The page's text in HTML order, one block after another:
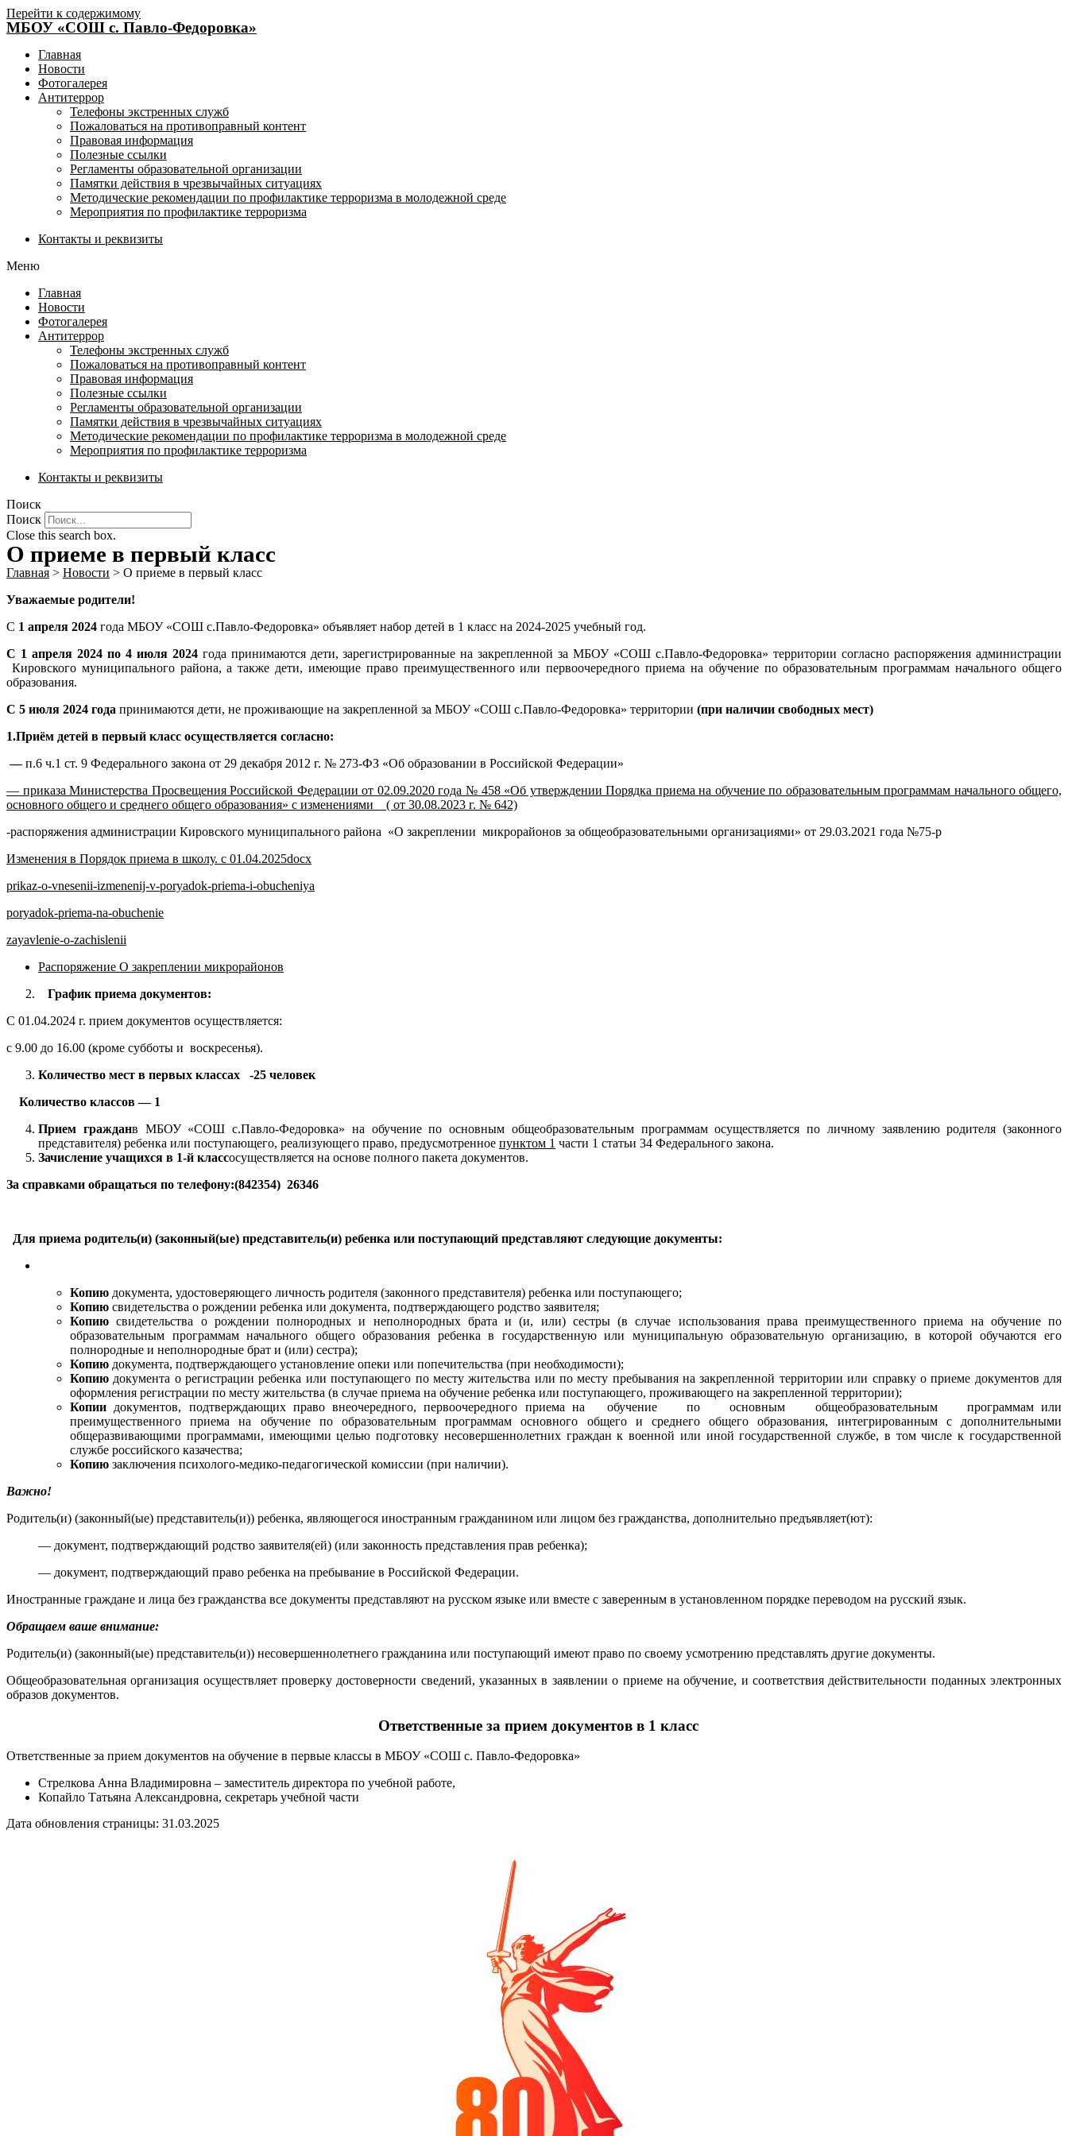
Перейти к содержимому
МБОУ «СОШ с. Павло-Федоровка»
Главная
Новости
Фотогалерея
Антитеррор
Телефоны экстренных служб
Пожаловаться на противоправный контент
Правовая информация
Полезные ссылки
Регламенты образовательной организации
Памятки действия в чрезвычайных ситуациях
Методические рекомендации по профилактике терроризма в молодежной среде
Мероприятия по профилактике терроризма
Контакты и реквизиты
Меню
Главная
Новости
Фотогалерея
Антитеррор
Телефоны экстренных служб
Пожаловаться на противоправный контент
Правовая информация
Полезные ссылки
Регламенты образовательной организации
Памятки действия в чрезвычайных ситуациях
Методические рекомендации по профилактике терроризма в молодежной среде
Мероприятия по профилактике терроризма
Контакты и реквизиты
Поиск
Поиск
Close this search box.
О приеме в первый класс
Главная > Новости > О приеме в первый класс
Уважаемые родители!
С 1 апреля 2024 года МБОУ «СОШ с.Павло-Федоровка» объявляет набор детей в 1 класс на 2024-2025 учебный год.
С 1 апреля 2024 по 4 июля 2024года принимаются дети, зарегистрированные на закрепленной за МБОУ «СОШ с.Павло-Федоровка» территории согласно распоряжения администрации
Кировского муниципального района, а также дети, имеющие право преимущественного или первоочередного приема на обучение по образовательным программам начального общего
образования.
С 5 июля 2024 года принимаются дети, не проживающие на закрепленной за МБОУ «СОШ с.Павло-Федоровка» территории (при наличии свободных мест)
1.Приём детей в первый класс осуществляется согласно:
—п.6 ч.1 ст. 9 Федерального закона от 29 декабря 2012 г. № 273-ФЗ «Об образовании в Российской Федерации»
— приказа Министерства Просвещения Российской Федерации от 02.09.2020 года № 458 «Об утверждении Порядка приема на обучение по образовательным программам начального общего,
основного общего и среднего общего образования» с изменениями ( от 30.08.2023 г. № 642)
-распоряжения администрации Кировского муниципального района «О закреплении микрорайонов за общеобразовательными организациями» от 29.03.2021 года №75-р
Изменения в Порядок приема в школу. с 01.04.2025docx
prikaz-o-vnesenii-izmenenij-v-poryadok-priema-i-obucheniya
poryadok-priema-na-obuchenie
zayavlenie-o-zachislenii
Распоряжение О закреплении микрорайонов
График приема документов:
С 01.04.2024 г. прием документов осуществляется:
с 9.00 до 16.00 (кроме субботы и воскресенья).
Количество мест в первых классах -25 человек
Количество классов — 1
Прием гражданв МБОУ «СОШ с.Павло-Федоровка» на обучение по основным общеобразовательным программам осуществляется по личному заявлению родителя (законного
представителя) ребенка или поступающего, реализующего право, предусмотренное пунктом 1 части 1 статьи 34 Федерального закона.
Зачисление учащихся в 1-й классосуществляется на основе полного пакета документов.
За справками обращаться по телефону:(842354) 26346
Для приема родитель(и) (законный(ые) представитель(и) ребенка или поступающий представляют следующие документы:
Копию документа, удостоверяющего личность родителя (законного представителя) ребенка или поступающего;
Копию свидетельства о рождении ребенка или документа, подтверждающего родство заявителя;
Копию свидетельства о рождении полнородных и неполнородных брата и (и, или) сестры (в случае использования права преимущественного приема на обучение по
образовательным программам начального общего образования ребенка в государственную или муниципальную образовательную организацию, в которой обучаются его
полнородные и неполнородные брат и (или) сестра);
Копию документа, подтверждающего установление опеки или попечительства (при необходимости);
Копию документа о регистрации ребенка или поступающего по месту жительства или по месту пребывания на закрепленной территории или справку о приеме документов для
оформления регистрации по месту жительства (в случае приема на обучение ребенка или поступающего, проживающего на закрепленной территории);
Копии документов, подтверждающих право внеочередного, первоочередного приема на обучение по основным общеобразовательным программам или
преимущественного приема на обучение по образовательным программам основного общего и среднего общего образования, интегрированным с дополнительными
общеразвивающими программами, имеющими целью подготовку несовершеннолетних граждан к военной или иной государственной службе, в том числе к государственной
службе российского казачества;
Копию заключения психолого-медико-педагогической комиссии (при наличии).
Важно!
Родитель(и) (законный(ые) представитель(и)) ребенка, являющегося иностранным гражданином или лицом без гражданства, дополнительно предъявляет(ют):
— документ, подтверждающий родство заявителя(ей) (или законность представления прав ребенка);
— документ, подтверждающий право ребенка на пребывание в Российской Федерации.
Иностранные граждане и лица без гражданства все документы представляют на русском языке или вместе с заверенным в установленном порядке переводом на русский язык.
Обращаем ваше внимание:
Родитель(и) (законный(ые) представитель(и)) несовершеннолетнего гражданина или поступающий имеют право по своему усмотрению представлять другие документы.
Общеобразовательная организация осуществляет проверку достоверности сведений, указанных в заявлении о приеме на обучение, и соответствия действительности поданных электронных
образов документов.
Ответственные за прием документов в 1 класс
Ответственные за прием документов на обучение в первые классы в МБОУ «СОШ с. Павло-Федоровка»
Стрелкова Анна Владимировна – заместитель директора по учебной работе,
Копайло Татьяна Александровна, секретарь учебной части
Дата обновления страницы: 31.03.2025